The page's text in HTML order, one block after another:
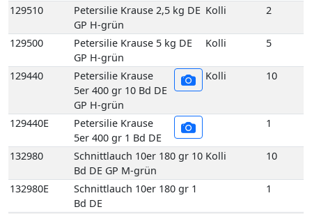
129510
Petersilie Krause 2,5 kg DE
GP H-grün
Kolli 2
129500
Petersilie Krause 5 kg DE
GP H-grün
Kolli 5
129440
Petersilie Krause
5er 400 gr 10 Bd DE
GP H-grün
Kolli 10
129440E
Petersilie Krause
5er 400 gr 1 Bd DE
1
132980
Schnittlauch 10er 180 gr 10
Bd DE GP M-grün
Kolli 10
132980E
Schnittlauch 10er 180 gr 1
Bd DE
1